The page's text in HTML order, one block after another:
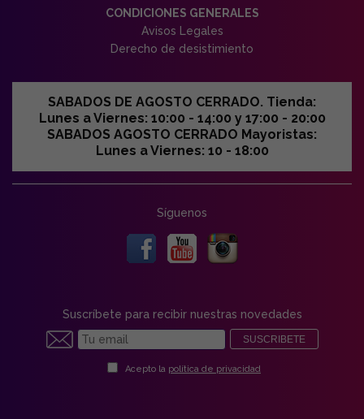
CONDICIONES GENERALES
Avisos Legales
Derecho de desistimiento
SABADOS DE AGOSTO CERRADO. Tienda:
Lunes a Viernes: 10:00 - 14:00 y 17:00 - 20:00
SABADOS AGOSTO CERRADO Mayoristas:
Lunes a Viernes: 10 - 18:00
Síguenos
Suscríbete para recibir nuestras novedades
SUSCRIBETE
Acepto la política de privacidad